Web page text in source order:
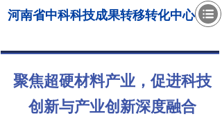
河南省中科科技成果转移转化中心
聚焦超硬材料产业，促进科技
创新与产业创新深度融合